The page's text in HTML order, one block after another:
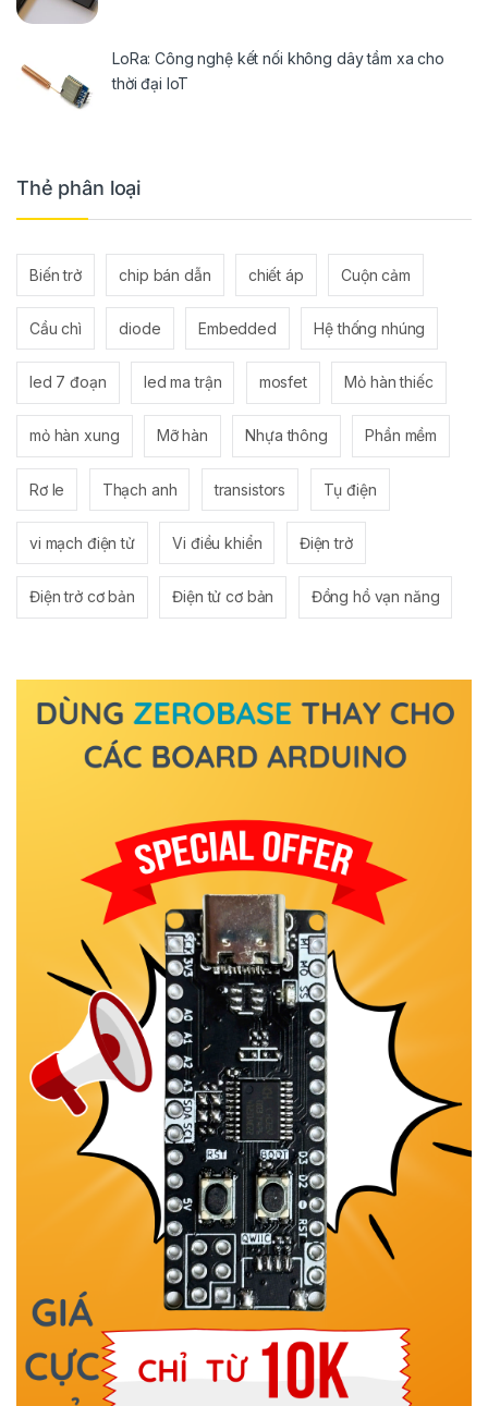
LoRa: Công nghệ kết nối không dây tầm xa cho
thời đại IoT
Thẻ phân loại
Biến trở chip bán dẫn chiết áp Cuộn cảm
Cầu chì diode Embedded Hệ thống nhúng
led 7 đoạn led ma trận mosfet Mỏ hàn thiếc
mỏ hàn xung Mỡ hàn Nhựa thông Phần mềm
Rơ le Thạch anh transistors Tụ điện
vi mạch điện tử Vi điều khiển Điện trở
Điện trở cơ bản Điện tử cơ bản Đồng hồ vạn năng